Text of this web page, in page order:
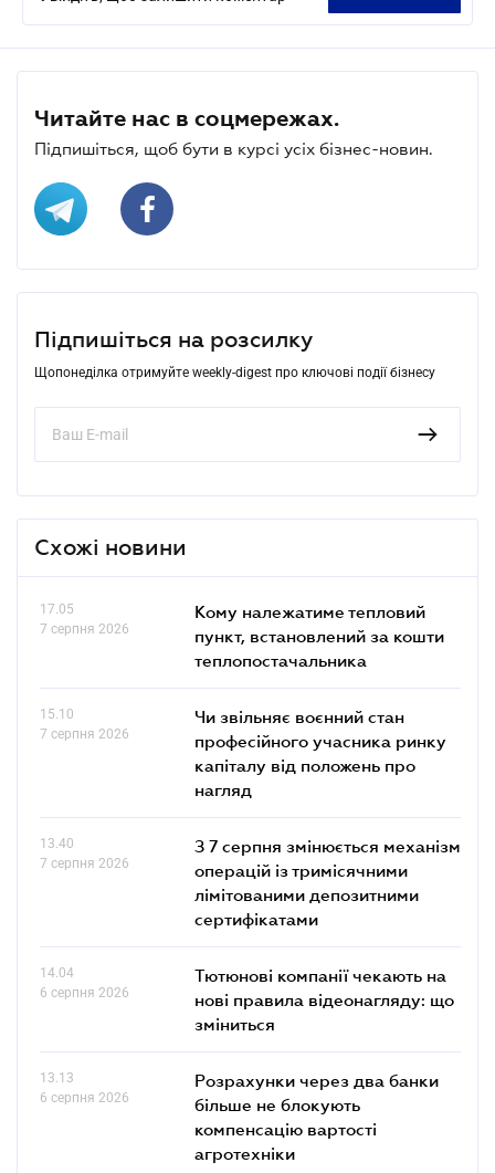
Читайте нас в соцмережах.
Підпишіться, щоб бути в курсі усіх бізнес-новин.
Підпишіться на розсилку
Щопонеділка отримуйте weekly-digest про ключові події бізнесу
Схожі новини
17.05
7 серпня 2026
Кому належатиме тепловий
пункт, встановлений за кошти
теплопостачальника
15.10
7 серпня 2026
Чи звільняє воєнний стан
професійного учасника ринку
капіталу від положень про
нагляд
13.40
7 серпня 2026
З 7 серпня змінюється механізм
операцій із тримісячними
лімітованими депозитними
сертифікатами
14.04
6 серпня 2026
Тютюнові компанії чекають на
нові правила відеонагляду: що
зміниться
13.13
6 серпня 2026
Розрахунки через два банки
більше не блокують
компенсацію вартості
агротехніки